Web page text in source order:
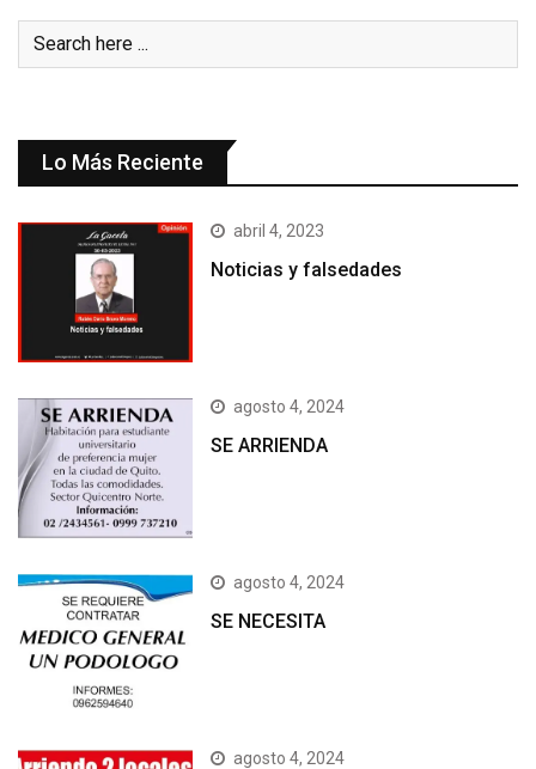
Lo Más Reciente
abril 4, 2023
Noticias y falsedades
agosto 4, 2024
SE ARRIENDA
agosto 4, 2024
SE NECESITA
agosto 4, 2024